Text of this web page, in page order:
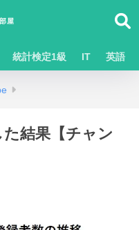
屋
統計検定1級 IT 英語
結果【チャン